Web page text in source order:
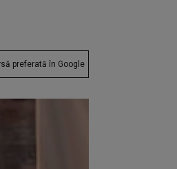
preferată în Google